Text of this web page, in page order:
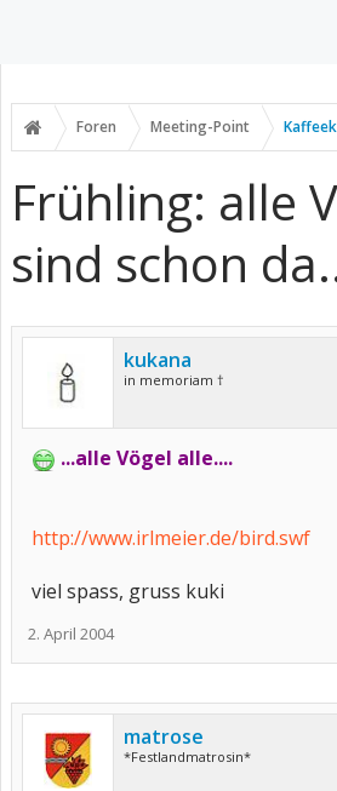
Foren Meeting-Point
Frühling: alle
sind schon
kukana
in memoriam †
...alle Vögel alle....
http://www.irlmeier.de/bird.swf
viel spass, gruss kuki
2. April 2004
matrose
*Festlandmatrosin*